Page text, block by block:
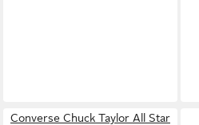
Converse Chuck Taylor All Star